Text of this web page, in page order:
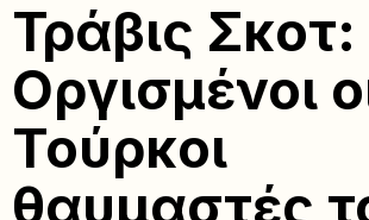
Τράβις Σκοτ:
Οργισμένοι
Τούρκοι
θαυμαστές